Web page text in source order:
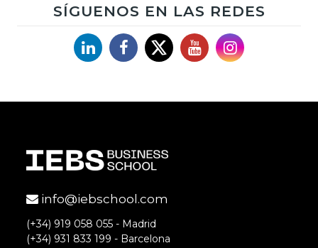
SÍGUENOS EN LAS REDES
LinkedinFacebook
X YouTubeInstagram
info@iebschool.com
(+34) 919 058 055 - Madrid
(+34) 931 833 199 - Barcelona